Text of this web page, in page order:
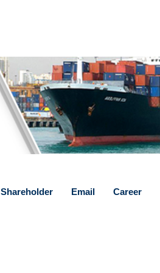
Shareholder Email Career